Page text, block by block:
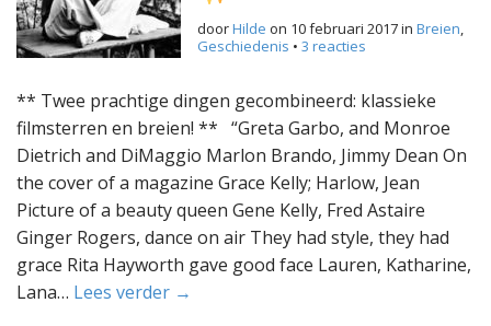
doorHilde on 10 februari 2017in Breien,
Geschiedenis • 3 reacties
** Twee prachtige dingen gecombineerd: klassieke
filmsterren en breien! ** “Greta Garbo, and Monroe
Dietrich and DiMaggio Marlon Brando, Jimmy Dean On
the cover of a magazine Grace Kelly; Harlow, Jean
Picture of a beauty queen Gene Kelly, Fred Astaire
Ginger Rogers, dance on air They had style, they had
grace Rita Hayworth gave good face Lauren, Katharine,
Lana… Lees verder →